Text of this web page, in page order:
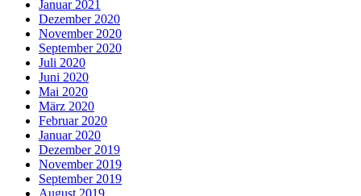
Januar 2021
Dezember 2020
November 2020
September 2020
Juli 2020
Juni 2020
Mai 2020
März 2020
Februar 2020
Januar 2020
Dezember 2019
November 2019
September 2019